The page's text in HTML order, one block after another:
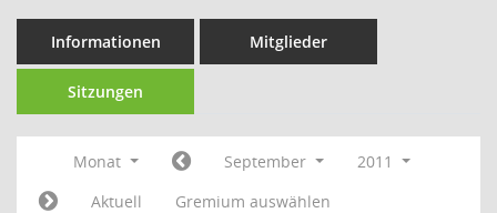
Informationen Mitglieder
Sitzungen
Monat September
2011
Aktuell
Gremium auswählen